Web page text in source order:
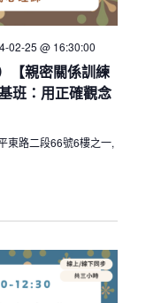
【親密關係訓練
班：用正確觀念
02-25 @ 16:30:00
東路二段66號6樓之一,